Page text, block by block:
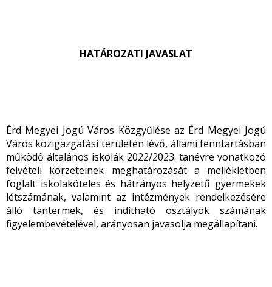
HATÁROZATI JAVASLAT
Érd Megyei Jogú Város Közgyűlése az Érd Megyei Jogú
Város közigazgatási területén lévő, állami fenntartásban
működő általános iskolák 2022/2023. tanévre vonatkozó
felvételi körzeteinek meghatározását a mellékletben
foglalt iskolaköteles és hátrányos helyzetű gyermekek
létszámának, valamint az intézmények rendelkezésére
álló tantermek, és indítható osztályok számának
figyelembevételével, arányosan javasolja megállapítani.